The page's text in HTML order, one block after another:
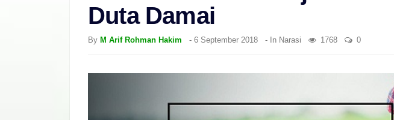
Duta Damai
By M Arif Rohman Hakim - 6 September 2018 - In Narasi 1768 0